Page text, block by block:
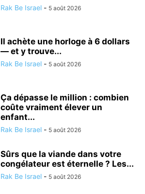
Rak Be Israel - 5 août 2026
Il achète une horloge à 6 dollars
— et y trouve...
Rak Be Israel - 5 août 2026
Ça dépasse le million : combien
coûte vraiment élever un
enfant...
Rak Be Israel - 5 août 2026
Sûrs que la viande dans votre
congélateur est éternelle ? Les...
Rak Be Israel - 5 août 2026